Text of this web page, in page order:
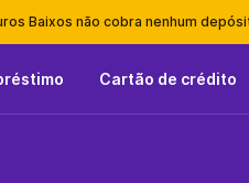
Baixos não cobra nenhum
Cartão de crédito